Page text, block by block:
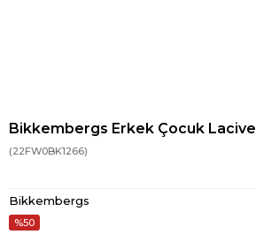
Bikkembergs Erkek Çocuk
(22FW0BK1266)
Bikkembergs
50